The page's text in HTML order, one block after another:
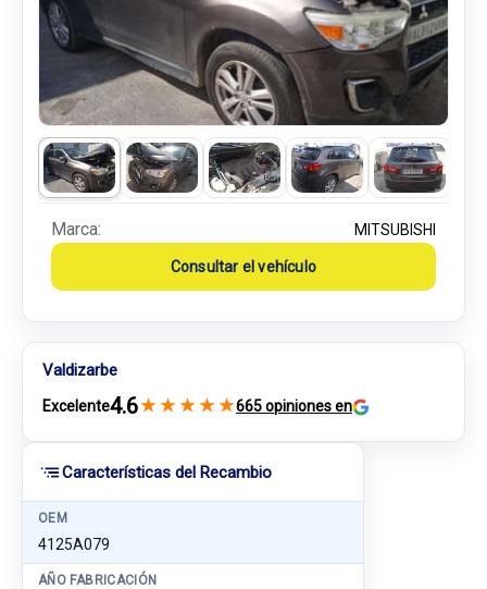
Características del Recambio
OEM
4125A079
AÑO FABRICACIÓN
Marca: MITSUBISHI
Consultar el vehículo
Valdizarbe
Excelente4.6★ ★ ★ ★ ★665 opiniones en